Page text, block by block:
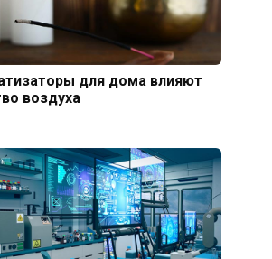
для дома влияют
воздуха